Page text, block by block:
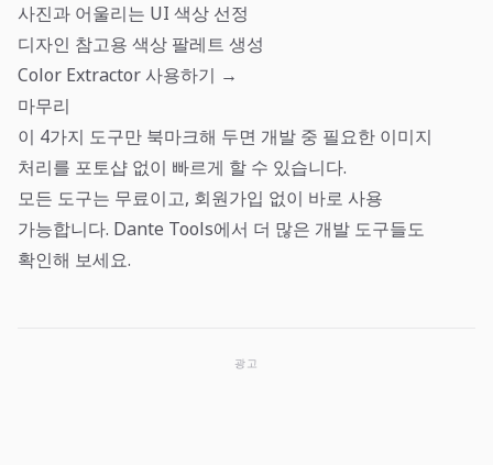
사진과 어울리는 UI 색상 선정
디자인 참고용 색상 팔레트 생성
Color Extractor 사용하기 →
마무리
이 4가지 도구만 북마크해 두면 개발 중 필요한 이미지
처리를 포토샵 없이 빠르게 할 수 있습니다.
모든 도구는 무료이고, 회원가입 없이 바로 사용
가능합니다. Dante Tools에서 더 많은 개발 도구들도
확인해 보세요.
광고